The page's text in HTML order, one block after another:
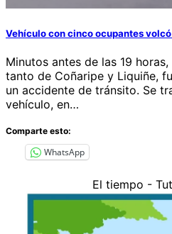
Vehículo con cinco ocupantes
Minutos antes de las 19
tanto de Coñaripe y Liquiñe,
un accidente de tránsito. Se
vehículo, en…
Comparte esto:
WhatsApp
El tiempo -